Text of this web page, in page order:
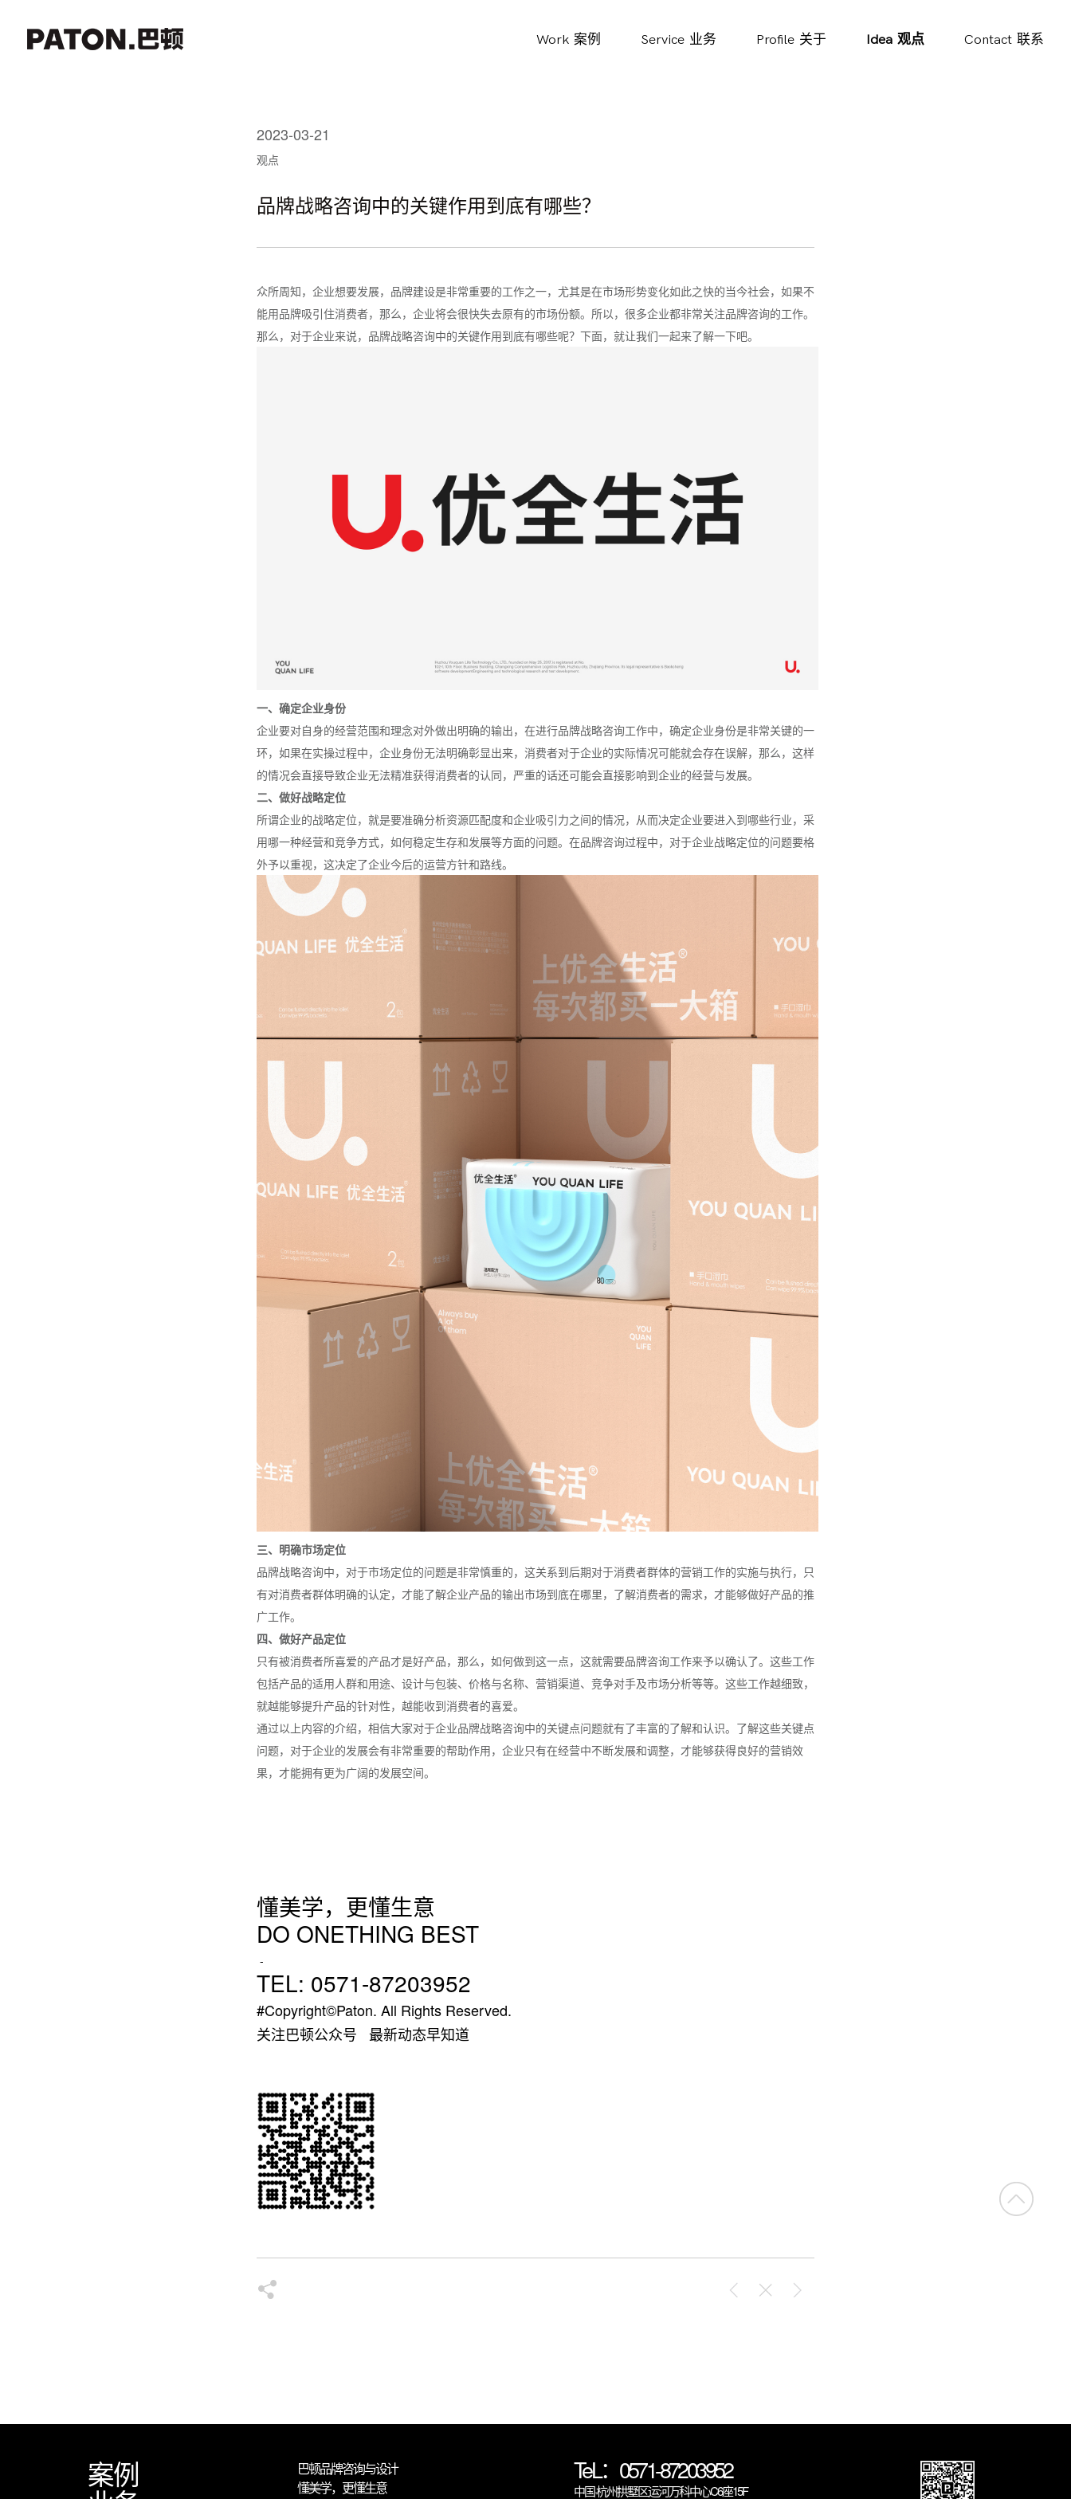
Work 案例 Service 业务 Profile 关于 Idea 观点 Contact 联系
2023-03-21
观点
品牌战略咨询中的关键作用到底有哪些？
众所周知，企业想要发展，品牌建设是非常重要的工作之一，尤其是在市场形势变化如此之快的当今社会，如果不
能用品牌吸引住消费者，那么，企业将会很快失去原有的市场份额。所以，很多企业都非常关注品牌咨询的工作。
那么，对于企业来说，品牌战略咨询中的关键作用到底有哪些呢？下面，就让我们一起来了解一下吧。
一、确定企业身份
企业要对自身的经营范围和理念对外做出明确的输出，在进行品牌战略咨询工作中，确定企业身份是非常关键的一
环，如果在实操过程中，企业身份无法明确彰显出来，消费者对于企业的实际情况可能就会存在误解，那么，这样
的情况会直接导致企业无法精准获得消费者的认同，严重的话还可能会直接影响到企业的经营与发展。
二、做好战略定位
所谓企业的战略定位，就是要准确分析资源匹配度和企业吸引力之间的情况，从而决定企业要进入到哪些行业，采
用哪一种经营和竞争方式，如何稳定生存和发展等方面的问题。在品牌咨询过程中，对于企业战略定位的问题要格
外予以重视，这决定了企业今后的运营方针和路线。
三、明确市场定位
品牌战略咨询中，对于市场定位的问题是非常慎重的，这关系到后期对于消费者群体的营销工作的实施与执行，只
有对消费者群体明确的认定，才能了解企业产品的输出市场到底在哪里，了解消费者的需求，才能够做好产品的推
广工作。
四、做好产品定位
只有被消费者所喜爱的产品才是好产品，那么，如何做到这一点，这就需要品牌咨询工作来予以确认了。这些工作
包括产品的适用人群和用途、设计与包装、价格与名称、营销渠道、竞争对手及市场分析等等。这些工作越细致，
就越能够提升产品的针对性，越能收到消费者的喜爱。
通过以上内容的介绍，相信大家对于企业品牌战略咨询中的关键点问题就有了丰富的了解和认识。了解这些关键点
问题，对于企业的发展会有非常重要的帮助作用，企业只有在经营中不断发展和调整，才能够获得良好的营销效
果，才能拥有更为广阔的发展空间。
懂美学，更懂生意
DO ONETHING BEST
-
TEL: 0571-87203952
#Copyright©Paton. All Rights Reserved.
关注巴顿公众号 最新动态早知道
案例
巴顿品牌咨询与设计
懂美学，更懂生意
TeL：0571-87203952
中国·杭州拱墅区运河万科中心C6座15F